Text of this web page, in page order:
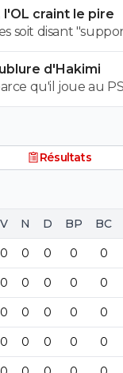
craint le pire
soit disant
d'Hakimi
qu'il joue au
Résultats
V N D BP BC
0 0 0 0 0
0 0 0 0 0
0 0 0 0 0
0 0 0 0 0